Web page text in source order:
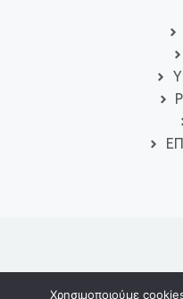
©
Χρησιμοποιούμε